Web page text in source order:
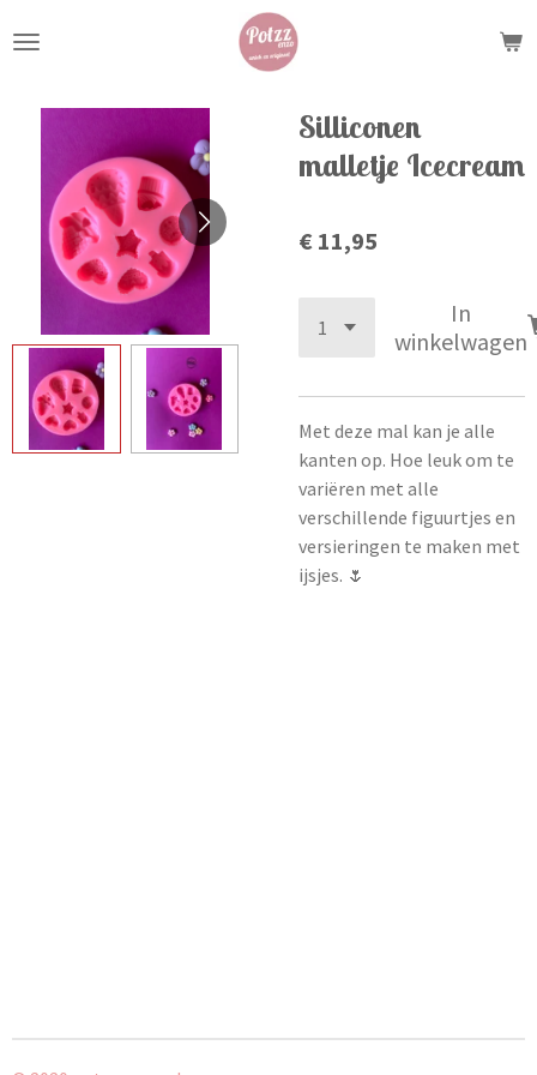
direct
hoofdinhoud
Silliconen
malletje Icecream
€ 11,95
In
winkelwagen
Met deze mal kan je alle
kanten op. Hoe leuk om te
variëren met alle
verschillende figuurtjes en
versieringen te maken met
ijsjes. 🌷